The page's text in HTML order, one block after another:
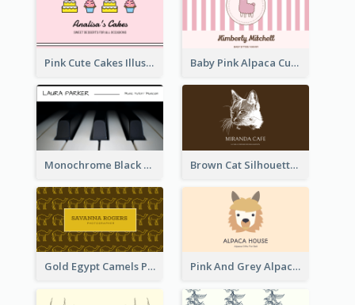
Pink Cute Cakes Illustration Cake Shop Business Card Baby Pink Alpaca Cute Illustration Business Card
Monochrome Black Piano Music Business Card Brown Cat Silhouette Cafe Business Card
Gold Egypt Camels Patterns Illustration Business Card Pink And Grey Alpaca Illustration Business Card